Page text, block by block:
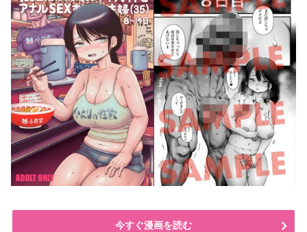
今すぐ漫画を読む